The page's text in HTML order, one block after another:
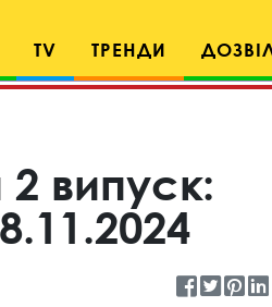
TV ТРЕНДИ
випуск: